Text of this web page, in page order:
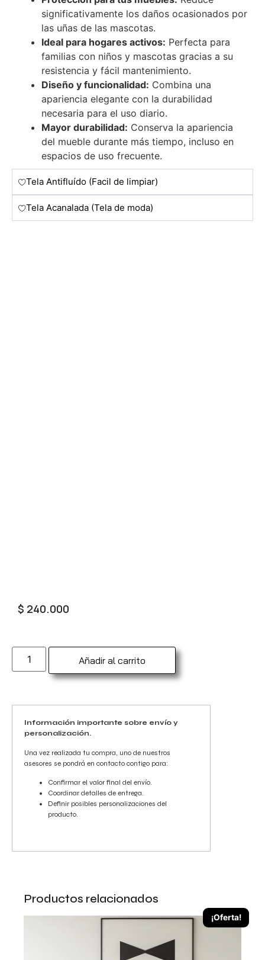
significativamente los daños ocasionados por
las uñas de las mascotas.
Ideal para hogares activos: Perfecta para
familias con niños y mascotas gracias a su
resistencia y fácil mantenimiento.
Diseño y funcionalidad: Combina una
apariencia elegante con la durabilidad
necesaria para el uso diario.
Mayor durabilidad: Conserva la apariencia
del mueble durante más tiempo, incluso en
espacios de uso frecuente.
Tela Antifluído (Facil de limpiar)
Tela Acanalada (Tela de moda)
$ 240.000
Añadir al carrito
Información importante sobre envío y
personalización.
Una vez realizada tu compra, uno de nuestros
asesores se pondrá en contacto contigo para:
Confirmar el valor final del envío.
Coordinar detalles de entrega.
Definir posibles personalizaciones del
producto.
Productos relacionados
¡Oferta!